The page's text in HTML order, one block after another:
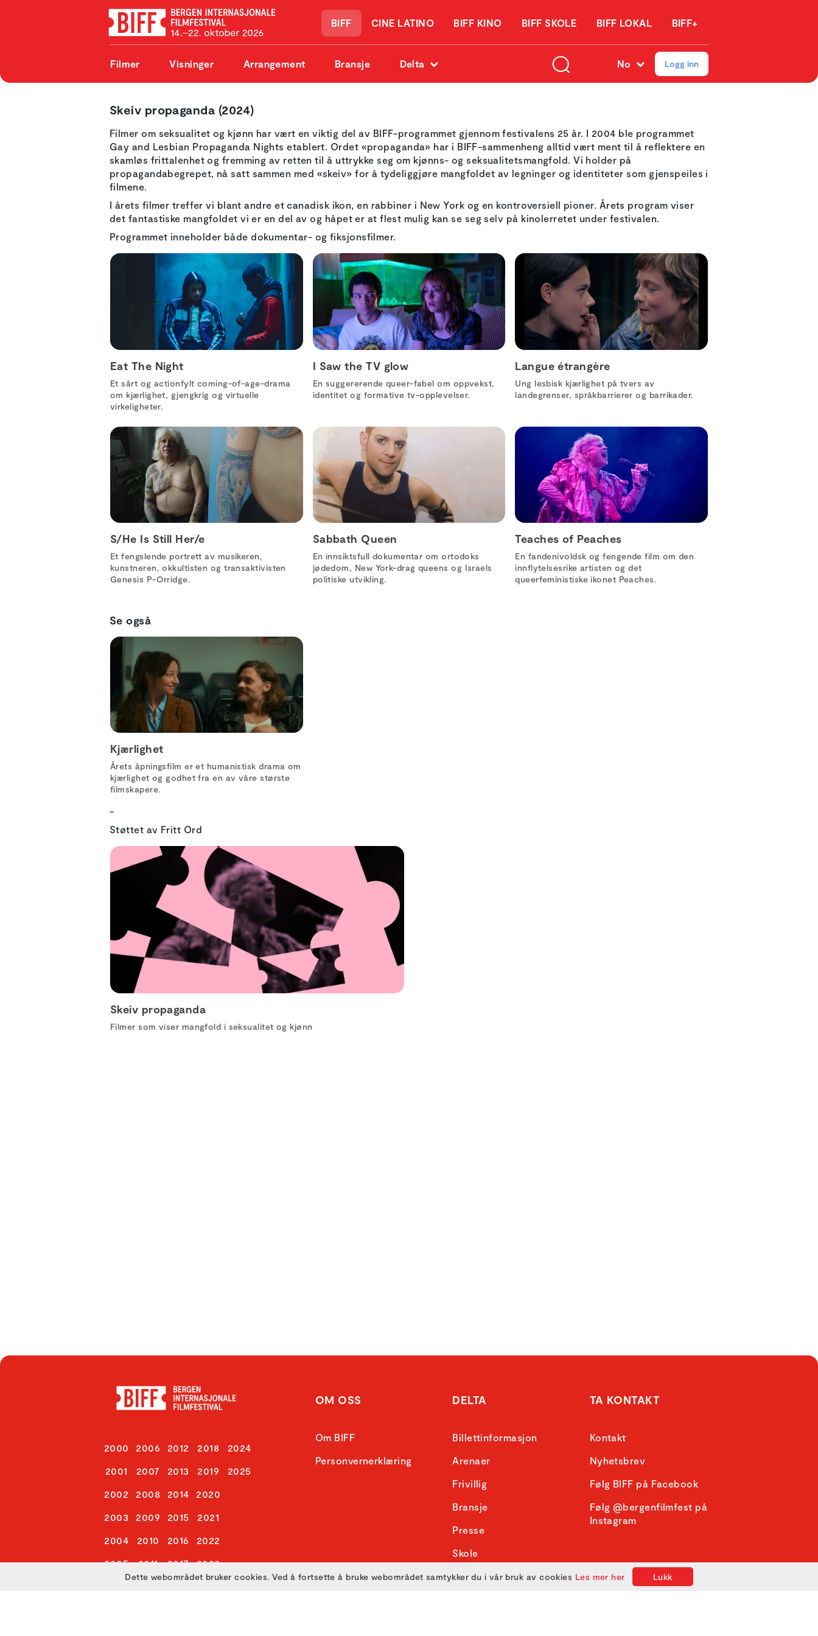
BIFF CINE LATINO BIFF KINO BIFF SKOLE BIFF LOKAL BIFF+
Filmer Visninger Arrangement Bransje Delta No Logg inn
Skeiv propaganda (2024)
Filmer om seksualitet og kjønn har vært en viktig del av BIFF-programmet gjennom festivalens 25 år. I 2004 ble programmet
Gay and Lesbian Propaganda Nights etablert. Ordet «propaganda» har i BIFF-sammenheng alltid vært ment til å reflektere en
skamløs frittalenhet og fremming av retten til å uttrykke seg om kjønns- og seksualitetsmangfold. Vi holder på
propagandabegrepet, nå satt sammen med «skeiv» for å tydeliggjøre mangfoldet av legninger og identiteter som gjenspeiles i
filmene.
I årets filmer treffer vi blant andre et canadisk ikon, en rabbiner i New York og en kontroversiell pioner. Årets program viser
det fantastiske mangfoldet vi er en del av og håpet er at flest mulig kan se seg selv på kinolerretet under festivalen.
Programmet inneholder både dokumentar- og fiksjonsfilmer.
Eat The Night
Et sårt og actionfylt coming-of-age-drama
om kjærlighet, gjengkrig og virtuelle
virkeligheter.
I Saw the TV glow
En suggererende queer-fabel om oppvekst,
identitet og formative tv-opplevelser.
Langue étrangère
Ung lesbisk kjærlighet på tvers av
landegrenser, språkbarrierer og barrikader.
S/He Is Still Her/e
Et fengslende portrett av musikeren,
kunstneren, okkultisten og transaktivisten
Genesis P-Orridge.
Sabbath Queen
En innsiktsfull dokumentar om ortodoks
jødedom, New York-drag queens og Israels
politiske utvikling.
Teaches of Peaches
En fandenivoldsk og fengende film om den
innflytelsesrike artisten og det
queerfeministiske ikonet Peaches.
Se også
Kjærlighet
Årets åpningsfilm er et humanistisk drama om
kjærlighet og godhet fra en av våre største
filmskapere.
-
Støttet av Fritt Ord
Skeiv propaganda
Filmer som viser mangfold i seksualitet og kjønn
2000
2001
2002
2003
2004
2005
2006
2007
2008
2009
2010
2011
2012
2013
2014
2015
2016
2017
2018
2019
2020
2021
2022
2023
2024
2025
OM OSS
Om BIFF
Personvernerklæring
DELTA
Billettinformasjon
Arenaer
Frivillig
Bransje
Presse
Skole
TA KONTAKT
Kontakt
Nyhetsbrev
Følg BIFF på Facebook
Følg @bergenfilmfest på
Instagram
Lukk
Dette webområdet bruker cookies. Ved å fortsette å bruke webområdet samtykker du i vår bruk av cookies Les mer her